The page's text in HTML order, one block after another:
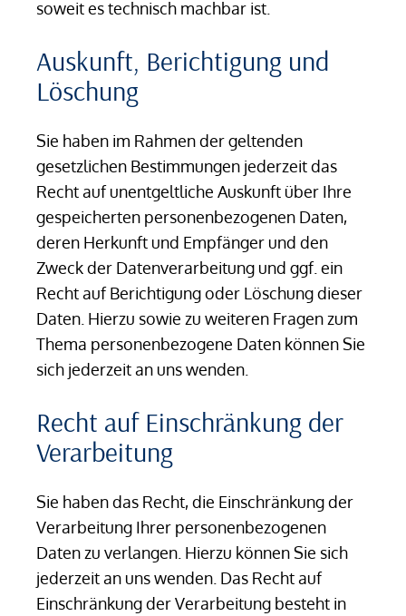
soweit es technisch machbar ist.
Auskunft, Berichtigung und
Löschung
Sie haben im Rahmen der geltenden
gesetzlichen Bestimmungen jederzeit das
Recht auf unentgeltliche Auskunft über Ihre
gespeicherten personenbezogenen Daten,
deren Herkunft und Empfänger und den
Zweck der Datenverarbeitung und ggf. ein
Recht auf Berichtigung oder Löschung dieser
Daten. Hierzu sowie zu weiteren Fragen zum
Thema personenbezogene Daten können Sie
sich jederzeit an uns wenden.
Recht auf Einschränkung der
Verarbeitung
Sie haben das Recht, die Einschränkung der
Verarbeitung Ihrer personenbezogenen
Daten zu verlangen. Hierzu können Sie sich
jederzeit an uns wenden. Das Recht auf
Einschränkung der Verarbeitung besteht in